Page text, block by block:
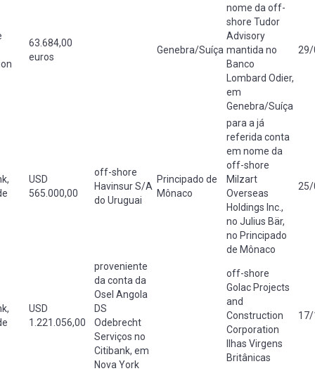
63.684,00
euros
Genebra/Suíça
nome da off-
shore Tudor
Advisory
mantida no
Banco
Lombard Odier,
em
Genebra/Suíça
USD
565.000,00
off-shore
Havinsur S/A
do Uruguai
Principado de
Mônaco
para a já
referida conta
em nome da
off-shore
Milzart
Overseas
Holdings Inc.,
no Julius Bär,
no Principado
de Mônaco
USD
1.221.056,00
proveniente
da conta da
Osel Angola
DS
Odebrecht
Serviços no
Citibank, em
Nova York
off-shore
Golac Projects
and
Construction
Corporation
Ilhas Virgens
Britânicas